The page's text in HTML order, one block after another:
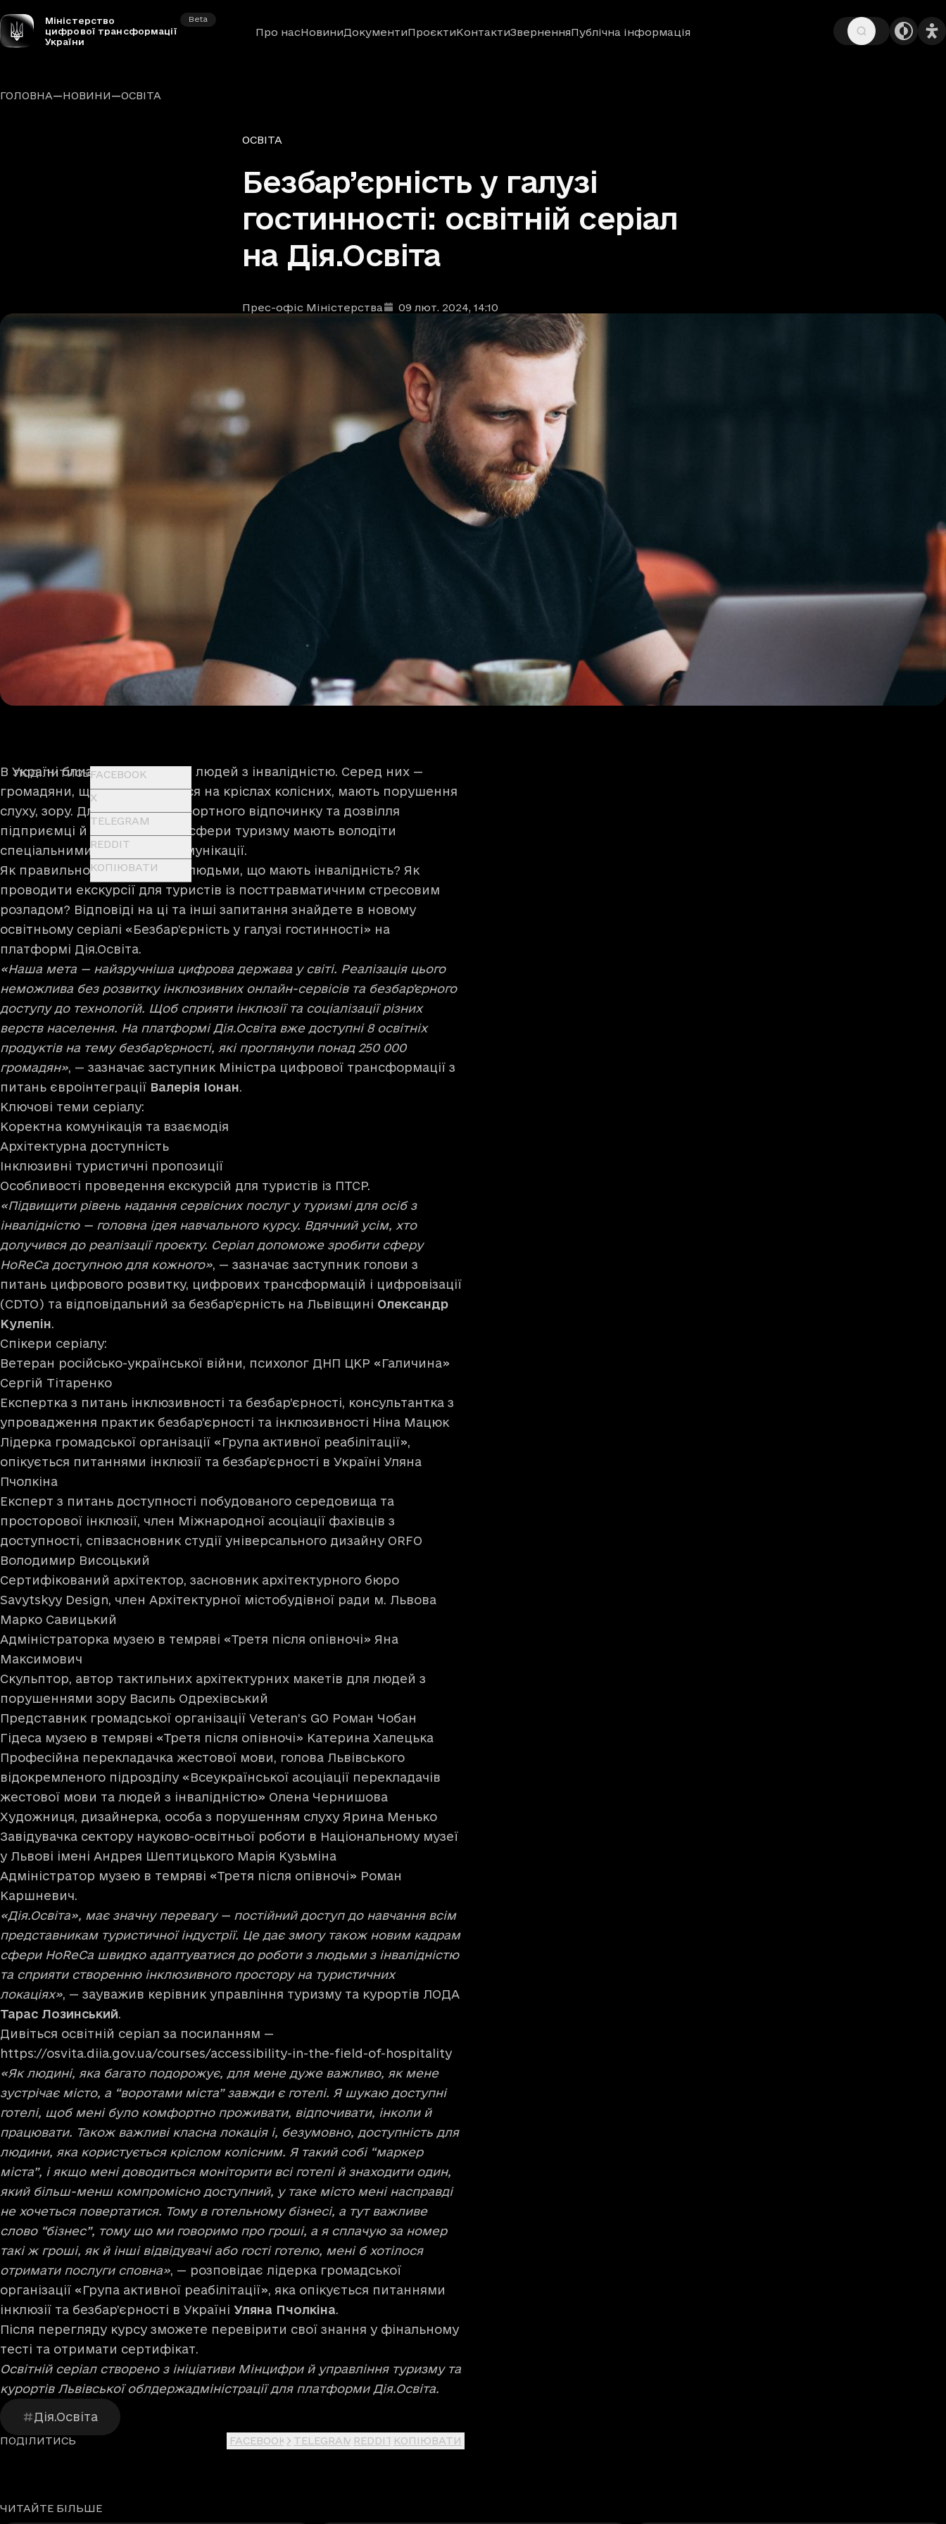
Міністерство
цифрової трансформації
України
Beta
Про насНовиниДокументиПроєктиКонтактиЗверненняПублічна інформація
ГОЛОВНА—НОВИНИ—ОСВІТА
Рубрики
ОСВІТА
Безбар’єрність у галузі
гостинності: освітній серіал
на Дія.Освіта
Автори
Прес-офіс Міністерства
Дата та час публікації: 09 лют. 2024, 14:10
ПОДІЛИТИСЬFACEBOOK
X
TELEGRAM
REDDIT
КОПІЮВАТИ
В Україніблизько3 мільйонів людей з інвалідністю. Серед них —
громадяни, що пересуваються на кріслах колісних, мають порушення
слуху, зору. Для їхнього комфортного відпочинку та дозвілля
підприємці й представники сфери туризму мають володіти
спеціальними навичками комунікації.
Як правильно взаємодіяти з людьми, що мають інвалідність? Як
проводити екскурсії для туристів із посттравматичним стресовим
розладом? Відповіді на ці та інші запитання знайдете в новому
освітньому серіалі «Безбар’єрність у галузі гостинності» на
платформі Дія.Освіта.
«Наша мета — найзручніша цифрова держава у світі. Реалізація цього
неможлива без розвитку інклюзивних онлайн-сервісів та безбарʼєрного
доступу до технологій. Щоб сприяти інклюзії та соціалізації різних
верств населення. На платформі Дія.Освіта вже доступні 8 освітніх
продуктів на тему безбар’єрності, які проглянули понад 250 000
громадян», — зазначає заступник Міністра цифрової трансформації з
питань євроінтеграції Валерія Іонан.
Ключові теми серіалу:
Коректна комунікація та взаємодія
Архітектурна доступність
Інклюзивні туристичні пропозиції
Особливості проведення екскурсій для туристів із ПТСР.
«Підвищити рівень надання сервісних послуг у туризмі для осіб з
інвалідністю — головна ідея навчального курсу. Вдячний усім, хто
долучився до реалізації проєкту. Серіал допоможе зробити сферу
HoReCa доступною для кожного», — зазначає заступник голови з
питань цифрового розвитку, цифрових трансформацій і цифровізації
(CDTO) та відповідальний за безбар’єрність на Львівщині Олександр
Кулепін.
Спікери серіалу:
Ветеран російсько-української війни, психолог ДНП ЦКР «Галичина»
Сергій Тітаренко
Експертка з питань інклюзивності та безбар’єрності, консультантка з
упровадження практик безбар’єрності та інклюзивності Ніна Мацюк
Лідерка громадської організації «Група активної реабілітації»,
опікується питаннями інклюзії та безбар’єрності в Україні Уляна
Пчолкіна
Експерт з питань доступності побудованого середовища та
просторової інклюзії, член Міжнародної асоціації фахівців з
доступності, співзасновник студії універсального дизайну ORFO
Володимир Висоцький
Сертифікований архітектор, засновник архітектурного бюро
Savytskyy Design, член Архітектурної містобудівної ради м. Львова
Марко Савицький
Адміністраторка музею в темряві «Третя після опівночі» Яна
Максимович
Скульптор, автор тактильних архітектурних макетів для людей з
порушеннями зору Василь Одрехівський
Представник громадської організації Veteran’s GO Роман Чобан
Гідеса музею в темряві «Третя після опівночі» Катерина Халецька
Професійна перекладачка жестової мови, голова Львівського
відокремленого підрозділу «Всеукраїнської асоціації перекладачів
жестової мови та людей з інвалідністю» Олена Чернишова
Художниця, дизайнерка, особа з порушенням слуху Ярина Менько
Завідувачка сектору науково-освітньої роботи в Національному музеї
у Львові імені Андрея Шептицького Марія Кузьміна
Адміністратор музею в темряві «Третя після опівночі» Роман
Каршневич.
«Дія.Освіта», має значну перевагу — постійний доступ до навчання всім
представникам туристичної індустрії. Це дає змогу також новим кадрам
сфери HoReCa швидко адаптуватися до роботи з людьми з інвалідністю
та сприяти створенню інклюзивного простору на туристичних
локаціях», — зауважив керівник управління туризму та курортів ЛОДА
Тарас Лозинський.
Дивіться освітній серіал за посиланням —
https://osvita.diia.gov.ua/courses/accessibility-in-the-field-of-hospitality
«Як людині, яка багато подорожує, для мене дуже важливо, як мене
зустрічає місто, а “воротами міста” завжди є готелі. Я шукаю доступні
готелі, щоб мені було комфортно проживати, відпочивати, інколи й
працювати. Також важливі класна локація і, безумовно, доступність для
людини, яка користується кріслом колісним. Я такий собі “маркер
міста”, і якщо мені доводиться моніторити всі готелі й знаходити один,
який більш-менш компромісно доступний, у таке місто мені насправді
не хочеться повертатися. Тому в готельному бізнесі, а тут важливе
слово “бізнес”, тому що ми говоримо про гроші, а я сплачую за номер
такі ж гроші, як й інші відвідувачі або гості готелю, мені б хотілося
отримати послуги сповна», — розповідає лідерка громадської
організації «Група активної реабілітації», яка опікується питаннями
інклюзії та безбар’єрності в Україні Уляна Пчолкіна.
Після перегляду курсу зможете перевірити свої знання у фінальному
тесті та отримати сертифікат.
Освітній серіал створено з ініціативи Мінцифри й управління туризму та
курортів Львівської облдержадміністрації для платформи Дія.Освіта.
Дія.Освіта
ПОДІЛИТИСЬ FACEBOOK X TELEGRAM REDDIT КОПІЮВАТИ
ЧИТАЙТЕ БІЛЬШЕ